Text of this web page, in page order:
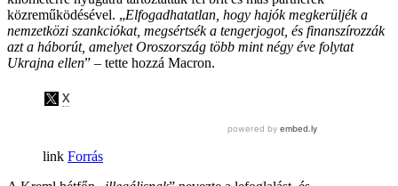
közreműködésével. „Elfogadhatatlan, hogy hajók megkerüljék a
nemzetközi szankciókat, megsértsék a tengerjogot, és finanszírozzák
azt a háborút, amelyet Oroszország több mint négy éve folytat
Ukrajna ellen” – tette hozzá Macron.
Forrás